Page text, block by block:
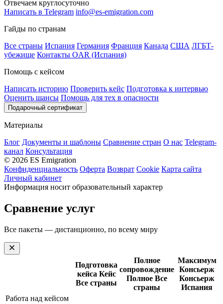
Отвечаем круглосуточно
Написать в Telegram info@es-emigration.com
Гайды по странам
Все страны Испания Германия Франция Канада США ЛГБТ-
убежище Контакты OAR (Испания)
Помощь с кейсом
Написать историю Проверить кейс Подготовка к интервью
Оценить шансы Помощь для тех в опасности
Подарочный сертификат
Материалы
Блог Документы и шаблоны Сравнение стран О нас Telegram-
канал Консультация
© 2026 ES Emigration
Конфиденциальность Оферта Возврат Cookie Карта сайта
Личный кабинет
Информация носит образовательный характер
Сравнение услуг
Все пакеты — дистанционно, по всему миру
Подготовка
кейса Кейс
Все страны
Полное
сопровождение
Полное Все
страны
Максимум
Консьерж
Консьерж
Испания
Работа над кейсом